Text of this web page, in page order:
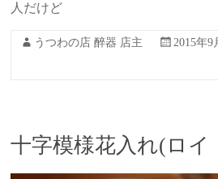
人だけど
うつわの店 醉器 店主 2015年9
十字模様花入れ(ロイ